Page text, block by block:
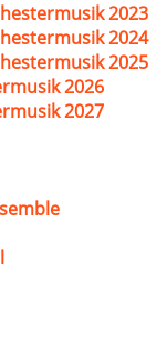
2023
2024
2025
2026
2027